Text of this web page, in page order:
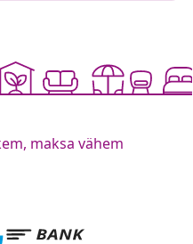
maksa vähem